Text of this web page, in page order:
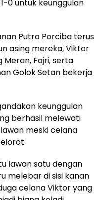
0 untuk keunggulan
Putra Porciba terus
asing mereka, Viktor
Fajri, serta
Golok Setan bekerja
keunggulan
berhasil melewati
meski celana
lawan satu dengan
melebar di sisi kanan
celana Viktor yang